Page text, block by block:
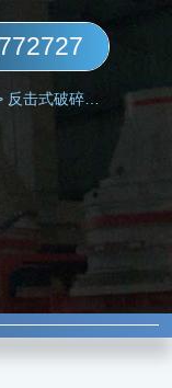
反击式破碎机去哪购买？